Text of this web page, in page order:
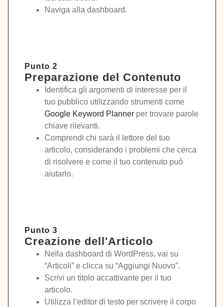
Naviga alla dashboard.
Punto 2
Preparazione del Contenuto
Identifica gli argomenti di interesse per il
tuo pubblico utilizzando strumenti come
Google Keyword Planner per trovare parole
chiave rilevanti.
Comprendi chi sarà il lettore del tuo
articolo, considerando i problemi che cerca
di risolvere e come il tuo contenuto può
aiutarlo.
Punto 3
Creazione dell'Articolo
Nella dashboard di WordPress, vai su
“Articoli” e clicca su “Aggiungi Nuovo”.
Scrivi un titolo accattivante per il tuo
articolo.
Utilizza l’editor di testo per scrivere il corpo